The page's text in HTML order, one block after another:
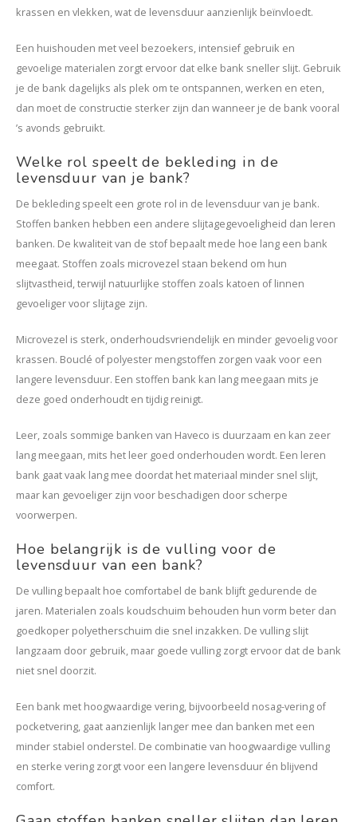
krassen en vlekken, wat de levensduur aanzienlijk beïnvloedt.
Een huishouden met veel bezoekers, intensief gebruik en
gevoelige materialen zorgt ervoor dat elke bank sneller slijt. Gebruik
je de bank dagelijks als plek om te ontspannen, werken en eten,
dan moet de constructie sterker zijn dan wanneer je de bank vooral
’s avonds gebruikt.
Welke rol speelt de bekleding in de
levensduur van je bank?
De bekleding speelt een grote rol in de levensduur van je bank.
Stoffen banken hebben een andere slijtagegevoeligheid dan leren
banken. De kwaliteit van de stof bepaalt mede hoe lang een bank
meegaat. Stoffen zoals microvezel staan bekend om hun
slijtvastheid, terwijl natuurlijke stoffen zoals katoen of linnen
gevoeliger voor slijtage zijn.
Microvezel is sterk, onderhoudsvriendelijk en minder gevoelig voor
krassen. Bouclé of polyester mengstoffen zorgen vaak voor een
langere levensduur. Een stoffen bank kan lang meegaan mits je
deze goed onderhoudt en tijdig reinigt.
Leer, zoals sommige banken van Haveco is duurzaam en kan zeer
lang meegaan, mits het leer goed onderhouden wordt. Een leren
bank gaat vaak lang mee doordat het materiaal minder snel slijt,
maar kan gevoeliger zijn voor beschadigen door scherpe
voorwerpen.
Hoe belangrijk is de vulling voor de
levensduur van een bank?
De vulling bepaalt hoe comfortabel de bank blijft gedurende de
jaren. Materialen zoals koudschuim behouden hun vorm beter dan
goedkoper polyetherschuim die snel inzakken. De vulling slijt
langzaam door gebruik, maar goede vulling zorgt ervoor dat de bank
niet snel doorzit.
Een bank met hoogwaardige vering, bijvoorbeeld nosag-vering of
pocketvering, gaat aanzienlijk langer mee dan banken met een
minder stabiel onderstel. De combinatie van hoogwaardige vulling
en sterke vering zorgt voor een langere levensduur én blijvend
comfort.